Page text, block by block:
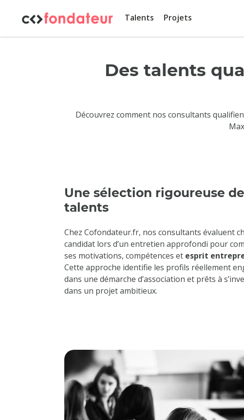
Talents Projets
Des talents
Découvrez comment nos consultants
Une sélection rigoureuse
talents
Chez Cofondateur.fr, nos consultants évaluent
candidat lors d’un entretien approfondi pour
ses motivations, compétences et esprit
Cette approche identifie les profils réellement
dans une démarche d’association et prêts à
dans un projet ambitieux.